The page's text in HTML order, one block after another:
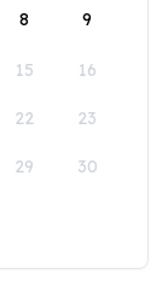
8 9
15 16
22 23
29 30